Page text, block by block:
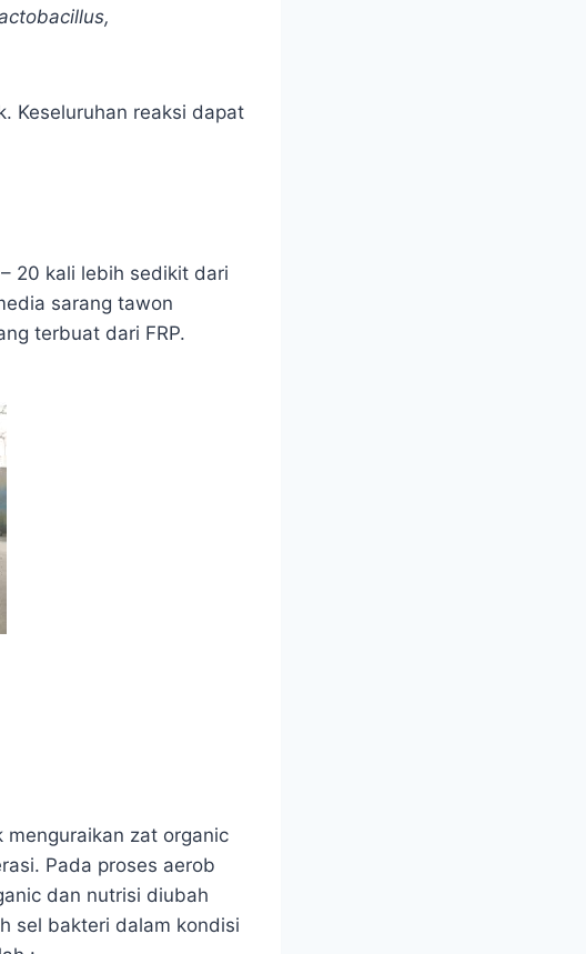
Keseluruhan reaksi dapat
20 kali lebih sedikit dari
sarang tawon
terbuat dari FRP.
zat organic
Pada proses aerob
dan nutrisi diubah
sel bakteri dalam kondisi